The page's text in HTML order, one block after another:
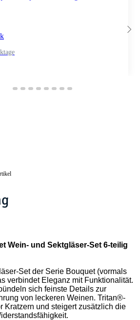
Wein- und Sektgläser-Set 6-teilig
Set der Serie Bouquet (vormals
verbindet Eleganz mit Funktionalität.
sich feinste Details zur
von leckeren Weinen. Tritan®-
Kratzern und steigert zusätzlich die